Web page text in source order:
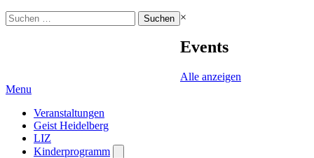
Suchen
nach:
×
Events
Alle anzeigen
Menu
Veranstaltungen
Geist Heidelberg
LIZ
Kinderprogramm